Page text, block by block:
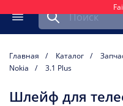
Меню
Найти запчасть
Главная Каталог
Nokia
3.1 Plus
Шлейф для